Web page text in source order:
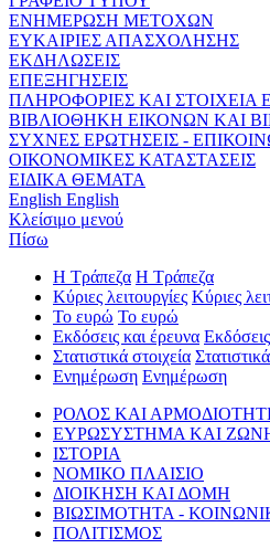
ΕΝΗΜΕΡΩΣΗ ΜΕΤΟΧΩΝ
ΕΥΚΑΙΡΙΕΣ ΑΠΑΣΧΟΛΗΣΗΣ
ΕΚΔΗΛΩΣΕΙΣ
ΕΠΕΞΗΓΗΣΕΙΣ
ΠΛΗΡΟΦΟΡΙΕΣ ΚΑΙ ΣΤΟΙΧΕΙΑ
ΒΙΒΛΙΟΘΗΚΗ ΕΙΚΟΝΩΝ ΚΑΙ
ΣΥΧΝΕΣ ΕΡΩΤΗΣΕΙΣ -
ΟΙΚΟΝΟΜΙΚΕΣ ΚΑΤΑΣΤΑΣΕΙΣ
ΕΙΔΙΚΑ ΘΕΜΑΤΑ
English English
Κλείσιμο μενού
Πίσω
Η Τράπεζα Η Τράπεζα
Κύριες λειτουργίες Κύριες
Το ευρώ Το ευρώ
Εκδόσεις και έρευνα
Στατιστικά στοιχεία
Ενημέρωση Ενημέρωση
ΡΟΛΟΣ ΚΑΙ
ΕΥΡΩΣΥΣΤΗΜΑ ΚΑΙ
ΙΣΤΟΡΙΑ
ΝΟΜΙΚΟ ΠΛΑΙΣΙΟ
ΔΙΟΙΚΗΣΗ ΚΑΙ ΔΟΜΗ
ΒΙΩΣΙΜΟΤΗΤΑ -
ΠΟΛΙΤΙΣΜΟΣ